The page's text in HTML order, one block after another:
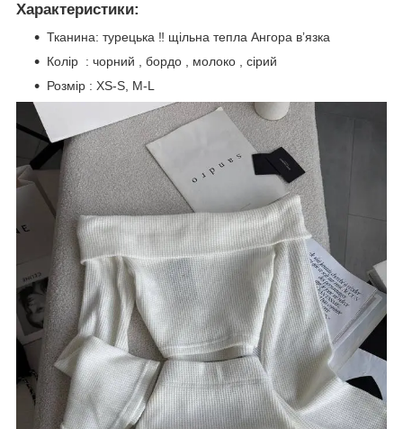
Характеристики:
Тканина: турецька ‼️ щільна тепла Ангора вʼязка
Колір : чорний , бордо , молоко , сірий
Розмір : XS-S, M-L